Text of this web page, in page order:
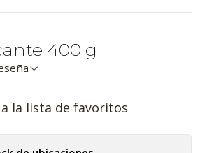
400 g
la lista de favoritos